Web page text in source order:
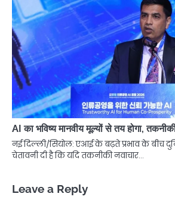
AI का भविष्य मानवीय मूल्यों से तय होगा,
नई दिल्ली/सियोल: एआई के बढ़ते प्रभाव के बीच
चेतावनी दी है कि यदि तकनीकी नवाचार…
Leave a Reply